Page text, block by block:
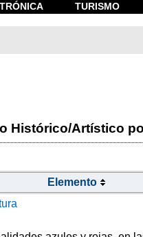
TURISMO
Histórico/Artístico
Elemento